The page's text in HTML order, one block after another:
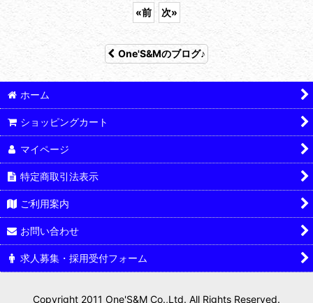
«前 次»
One'S&Mのブログ♪
ホーム
ショッピングカート
マイページ
特定商取引法表示
ご利用案内
お問い合わせ
求人募集・採用受付フォーム
Copyright 2011 One'S&M Co.,Ltd. All Rights Reserved.